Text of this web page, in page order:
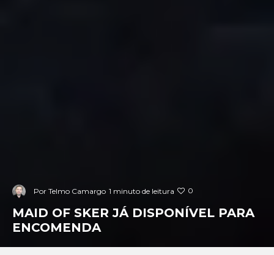
Por Telmo Camargo 1 minuto de leitura 0
MAID OF SKER JÁ DISPONÍVEL PARA
ENCOMENDA